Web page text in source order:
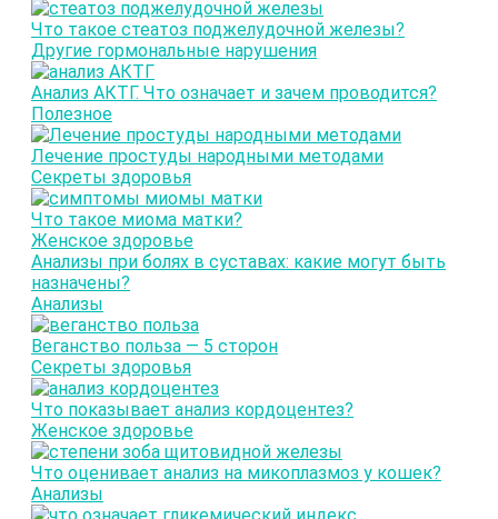
Что такое стеатоз поджелудочной железы?
Другие гормональные нарушения
Анализ АКТГ. Что означает и зачем проводится?
Полезное
Лечение простуды народными методами
Секреты здоровья
Что такое миома матки?
Женское здоровье
Анализы при болях в суставах: какие могут быть
назначены?
Анализы
Веганство польза — 5 сторон
Секреты здоровья
Что показывает анализ кордоцентез?
Женское здоровье
Что оценивает анализ на микоплазмоз у кошек?
Анализы